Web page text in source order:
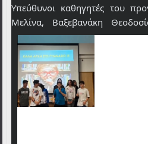
Υπεύθυνοι καθηγητές του
Μελίνα, Βαξεβανάκη